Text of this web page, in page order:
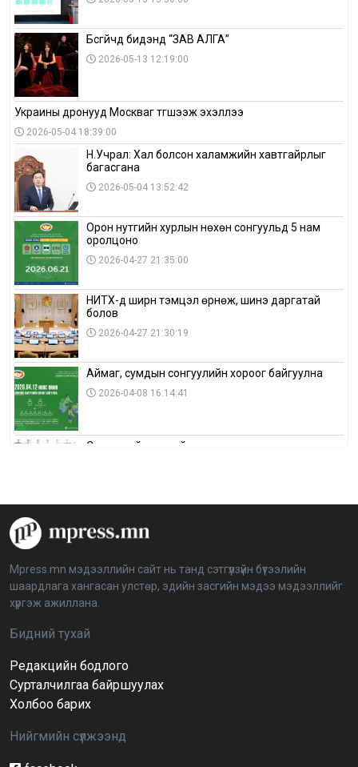
Бүсгүйчүүд бидэнд “ЗАВ АЛГА”
2026-05-13 12:19:00
Украины дронууд Москваг түгшээж эхэллээ
2026-05-04 18:39:00
Н.Учрал: Хал болсон халамжийн хавтгайрлыг
багасгана
2026-05-04 13:52:42
Орон нутгийн хурлын нөхөн сонгуульд 5 нам
оролцоно
2026-04-27 21:35:00
НИТХ-д ширүүн тэмцэл өрнөж, шинэ даргатай
болов
2026-04-27 21:30:19
Аймаг, сумдын сонгуулийн хороог байгуулна
2026-04-08 16:14:41
Сонгуулийн хуулийн зөрчил, шалгах,
аймагт үргэлжилж байна
BTS-ийн тоглолтыг Netflix дэлхий даяар шууд
дамжуулна
Иргэдийн төлөөлөгчдийн хурлын 2026 оны
нөхөн сонгууль 6 дугаар сарын 21-нд болно
Д.Тэгшбаяр: НҮБ-ын тогтоол санаачилж,
Mpress.mn мэдээллийн сайт нь танд сэтгүүлзүйн бүтээлийн
шаардлага хангасан улстөр, эдийн засгийн мэдээ мэдээллийг
хүргэж ажиллана.
Бидний тухай
Редакцийн бодлого
Сурталчилгаа байршуулах
Холбоо барих
Нийгмийн сүлжээнд